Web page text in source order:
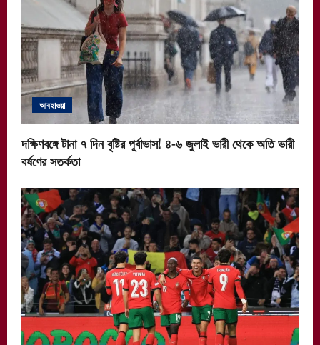
আবহাওয়া
দক্ষিণবঙ্গে টানা ৭ দিন বৃষ্টির পূর্বাভাস! ৪-৬ জুলাই ভারী থেকে অতি ভারী
বর্ষণের সতর্কতা